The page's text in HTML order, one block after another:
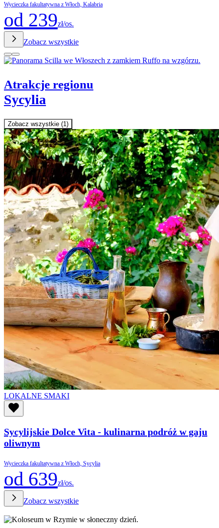
Wycieczka fakultatywna z Włoch, Kalabria
od 239zł/os.
Zobacz wszystkie
Atrakcje regionu
Sycylia
Zobacz wszystkie (1)
LOKALNE SMAKI
Sycylijskie Dolce Vita - kulinarna podróż w gaju
oliwnym
Wycieczka fakultatywna z Włoch, Sycylia
od 639zł/os.
Zobacz wszystkie